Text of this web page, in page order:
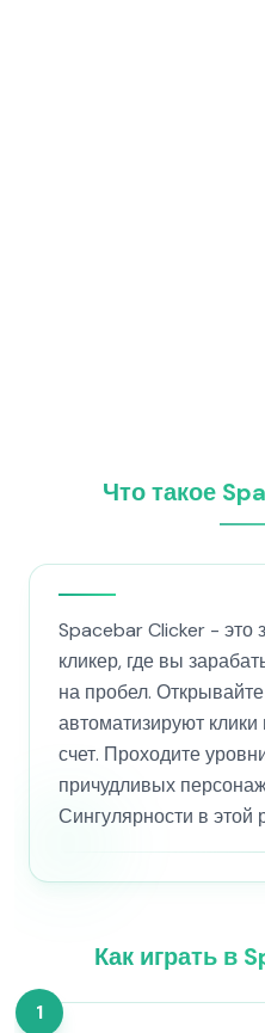
Что такое
Spacebar Clicker - это
кликер, где вы
на пробел.
автоматизируют
счет. Проходите
причудливых
Сингулярности в этой
Как играть в
1